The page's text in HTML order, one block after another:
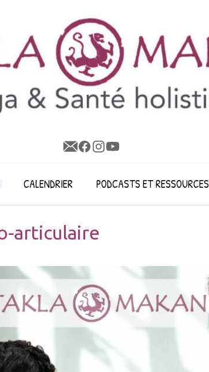
CALENDRIER PODCASTS ET RESSOURCES
articulaire